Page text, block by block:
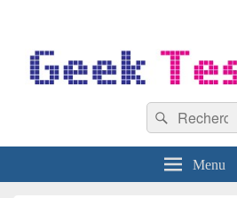
Recherche :
Rechercher
Menu